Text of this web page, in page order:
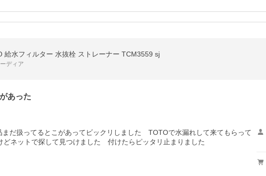
給水フィルター 水抜栓 ストレーナー TCM3559 sj
ディア
あった
だ扱ってるとこがあってビックリしました　TOTOで水漏れして来てもらって
どネットで探して見つけました　付けたらピッタリ止まりました